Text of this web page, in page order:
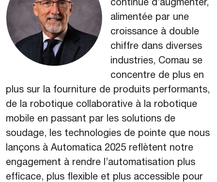
alimentée par une
croissance à double
chiffre dans diverses
industries, Comau se
concentre de plus en
plus sur la fourniture de produits performants,
de la robotique collaborative à la robotique
mobile en passant par les solutions de
soudage, les technologies de pointe que nous
lançons à Automatica 2025 reflètent notre
engagement à rendre l’automatisation plus
efficace, plus flexible et plus accessible pour